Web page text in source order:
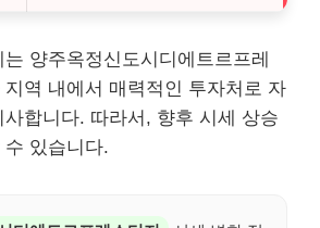
양주옥정신도시디에트르프레
역 내에서 매력적인 투자처로 자
합니다. 따라서, 향후 시세 상승
있습니다.